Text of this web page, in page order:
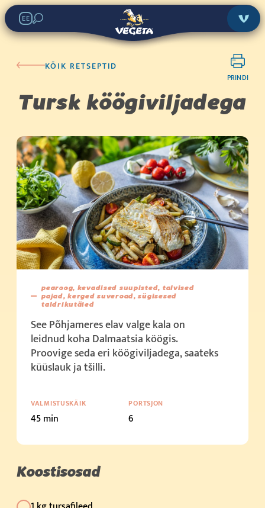
EE
KÕIK RETSEPTID
PRINDI
Tursk köögiviljadega
pearoog, kevadised suupisted, talvised
pajad, kerged suveroad, sügisesed
taldrikutäied
See Põhjameres elav valge kala on
leidnud koha Dalmaatsia köögis.
Proovige seda eri köögiviljadega, saateks
küüslauk ja tšilli.
VALMISTUSKÄIK
45 min
PORTSJON
6
Koostisosad